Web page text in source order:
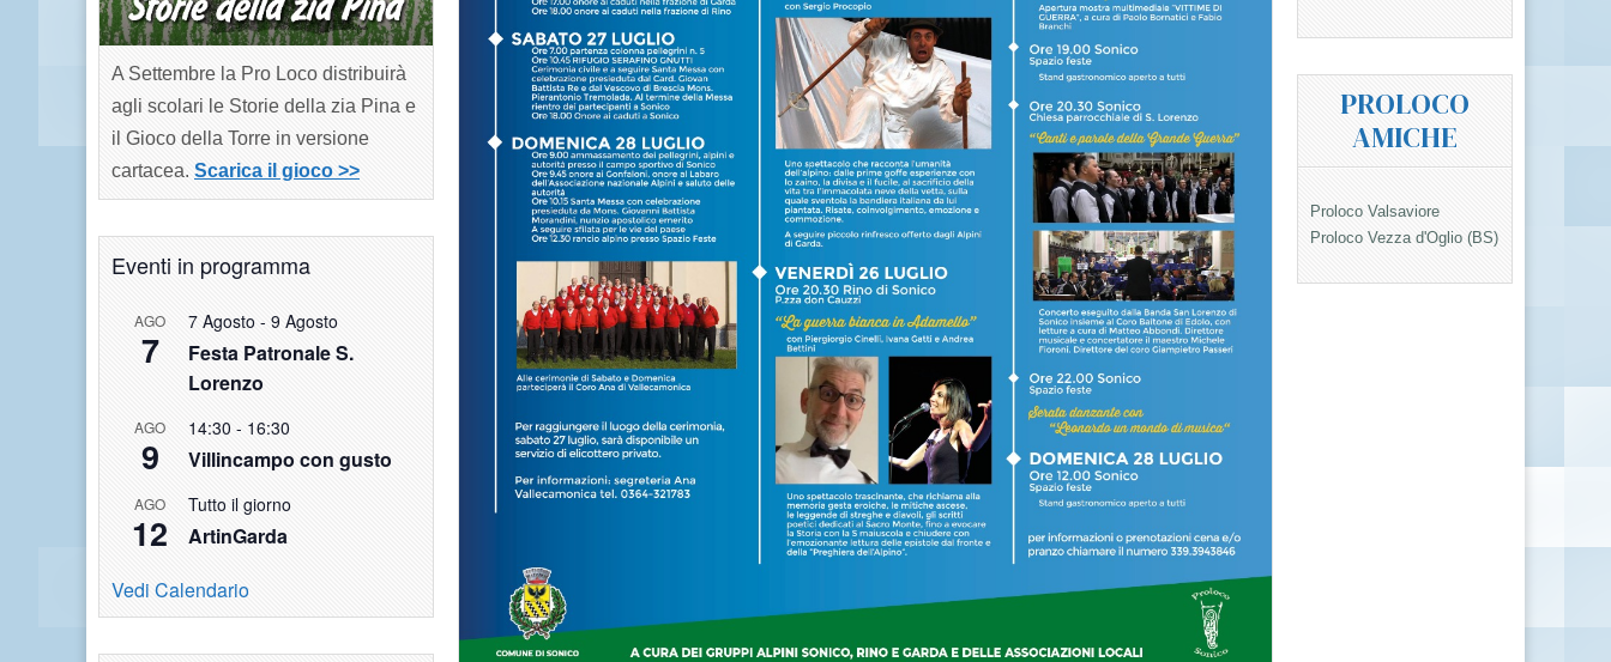
A Settembre la Pro Loco distribuirà
agli scolari le Storie della zia Pina e
il Gioco della Torre in versione
cartacea. Scarica il gioco >>
Eventi in programma
AGO
7
7 Agosto - 9 Agosto
Festa Patronale S.
Lorenzo
AGO
9
14:30 - 16:30
Villincampo con gusto
AGO
12
Tutto il giorno
ArtinGarda
Vedi Calendario
PROLOCO
AMICHE
Proloco Valsaviore
Proloco Vezza d'Oglio (BS)